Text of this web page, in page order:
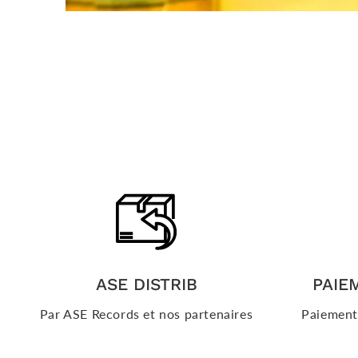
ASE DISTRIB
Par ASE Records et nos partenaires